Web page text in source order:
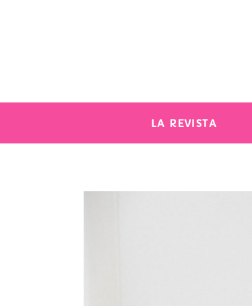
LA REVISTA